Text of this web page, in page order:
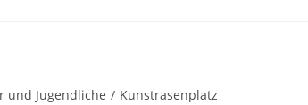
und Jugendliche / Kunstrasenplatz